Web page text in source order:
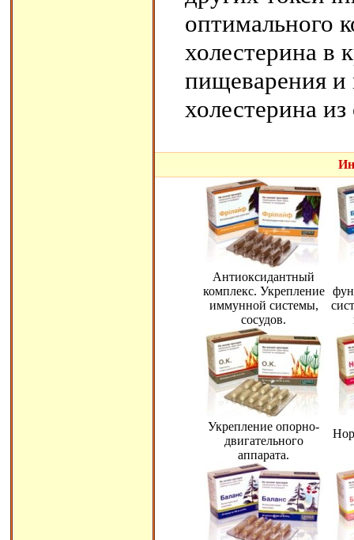
оптимального
холестерина в
пищеварения и
холестерина
Антиоксидантный
комплекс. Укрепление
иммунной системы,
сосудов.
Укрепление опорно-
двигательного
аппарата.